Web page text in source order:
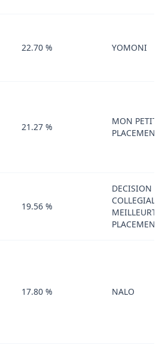
22.70 % YOMONI
21.27 %
MON PETIT
19.56 %
DECISION
17.80 % NALO